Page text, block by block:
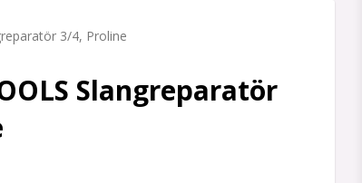
3/4, Proline
Slangreparatör